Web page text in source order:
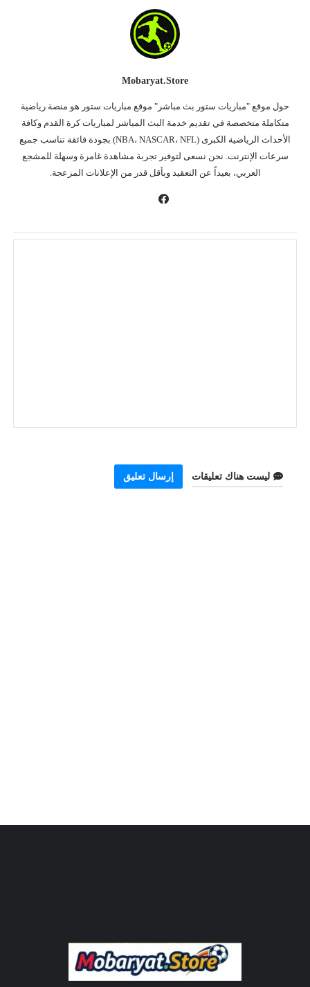
Mobaryat.store
حول موقع "مباريات ستور بث مباشر" موقع مباريات ستور هو منصة رياضية
متكاملة متخصصة في تقديم خدمة البث المباشر لمباريات كرة القدم وكافة
الأحداث الرياضية الكبرى (NBA، NASCAR، NFL) بجودة فائقة تناسب جميع
سرعات الإنترنت. نحن نسعى لتوفير تجربة مشاهدة غامرة وسهلة للمشجع
العربي، بعيداً عن التعقيد وبأقل قدر من الإعلانات المزعجة.
ليست هناك تعليقات إرسال تعليق